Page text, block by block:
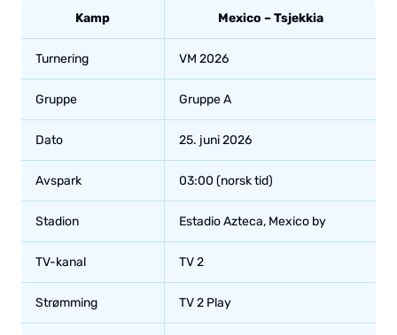
Kamp Mexico – Tsjekkia
Turnering VM 2026
Gruppe Gruppe A
Dato 25. juni 2026
Avspark 03:00 (norsk tid)
Stadion Estadio Azteca, Mexico by
TV-kanal TV 2
Strømming TV 2 Play